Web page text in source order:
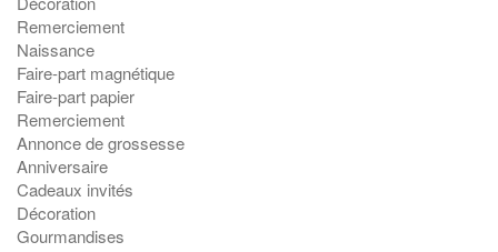
Remerciement
Naissance
Faire-part magnétique
Faire-part papier
Remerciement
Annonce de grossesse
Anniversaire
Cadeaux invités
Décoration
Gourmandises